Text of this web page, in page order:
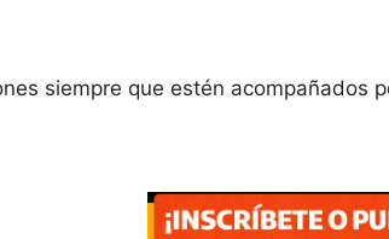
siempre que estén acompañados